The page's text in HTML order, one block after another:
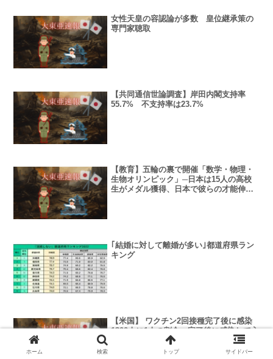
女性天皇の容認論が多数 皇位継承策の
専門家聴取
【共同通信世論調査】岸田内閣支持率
55.7% 不支持率は23.7%
【教育】五輪の裏で開催「数学・物理・
生物オリンピック」─日本は15人の高校
生がメダル獲得、日本で彼らの才能伸ば
｢結婚に対して離婚が多い｣都道府県ラン
キング
【米国】 ワクチン2回接種完了後に感染
1300人に1人の割合、完了後に感染して入
院した人は0.004%、死亡した人は
0.001%・・・7月末時点
ホーム 検索 トップ サイドバー